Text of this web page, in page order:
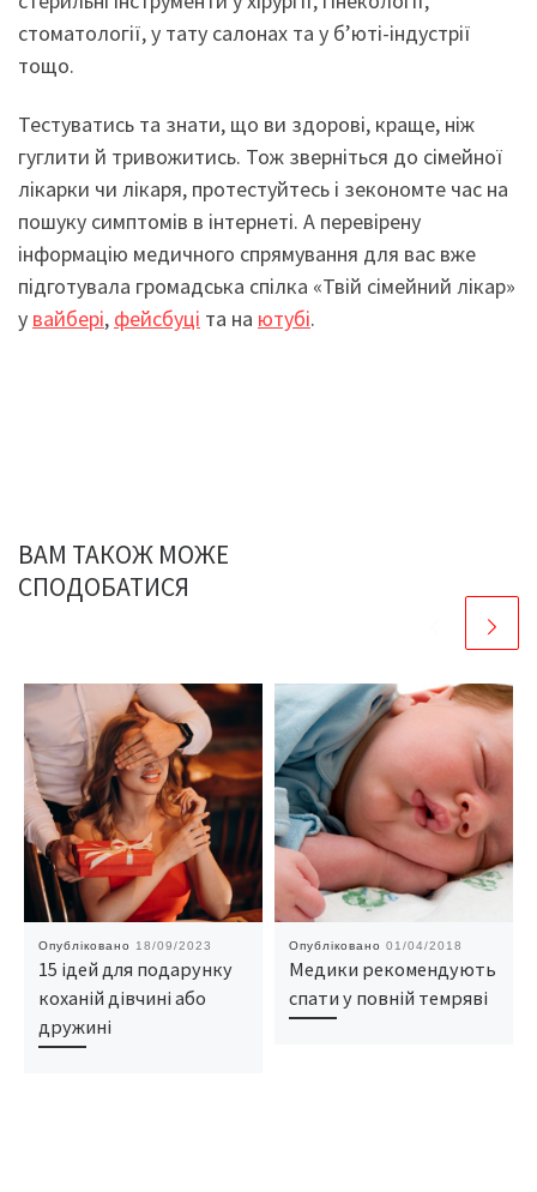
стоматології, у тату салонах та у б’юті-індустрії
тощо.
Тестуватись та знати, що ви здорові, краще, ніж
гуглити й тривожитись. Тож зверніться до сімейної
лікарки чи лікаря, протестуйтесь і зекономте час на
пошуку симптомів в інтернеті. А перевірену
інформацію медичного спрямування для вас вже
підготувала громадська спілка «Твій сімейний лікар»
у вайбері, фейсбуці та на ютубі.
ВАМ ТАКОЖ МОЖЕ
СПОДОБАТИСЯ
Опубліковано 18/09/2023
15 ідей для подарунку
коханій дівчині або
дружині
Опубліковано 01/04/2018
Медики рекомендують
спати у повній темряві